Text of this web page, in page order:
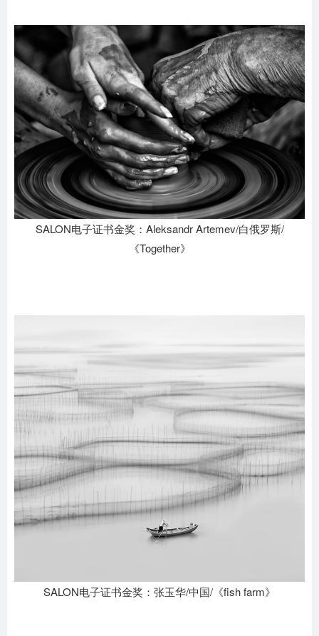
SALON电子证书金奖：Aleksandr Artemev/白俄罗斯/
《Together》
SALON电子证书金奖：张玉华/中国/《fish farm》